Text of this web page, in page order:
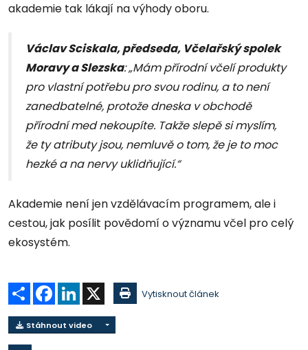
akademie tak lákají na výhody oboru.
Václav Sciskala, předseda, Včelařský spolek
Moravy a Slezska: „Mám přírodní včelí produkty
pro vlastní potřebu pro svou rodinu, a to není
zanedbatelné, protože dneska v obchodě
přírodní med nekoupíte. Takže slepě si myslím,
že ty atributy jsou, nemluvě o tom, že je to moc
hezké a na nervy uklidňující.“
Akademie není jen vzdělávacím programem, ale i
cestou, jak posílit povědomí o významu včel pro celý
ekosystém.
Sdílet Facebook
LinkedIn Vytisknout článek
Stáhnout video